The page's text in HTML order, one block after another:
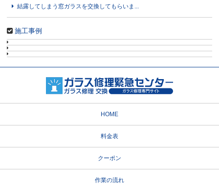
結露してしまう窓ガラスを交換してもらいま...
施工事例
HOME
料金表
クーポン
作業の流れ